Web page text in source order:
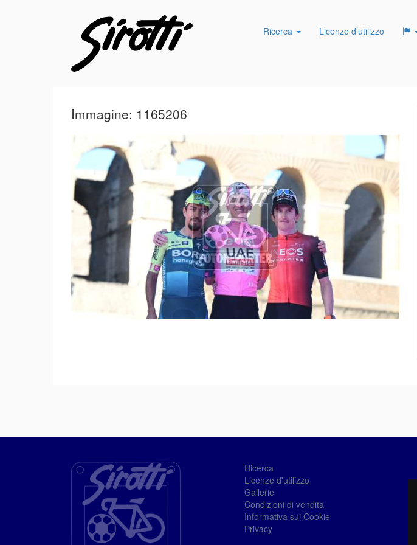
Ricerca Licenze d'utilizzo
Immagine: 1165206
Ricerca
Licenze d'utilizzo
Gallerie
Condizioni di vendita
Informativa sui Cookie
Privacy